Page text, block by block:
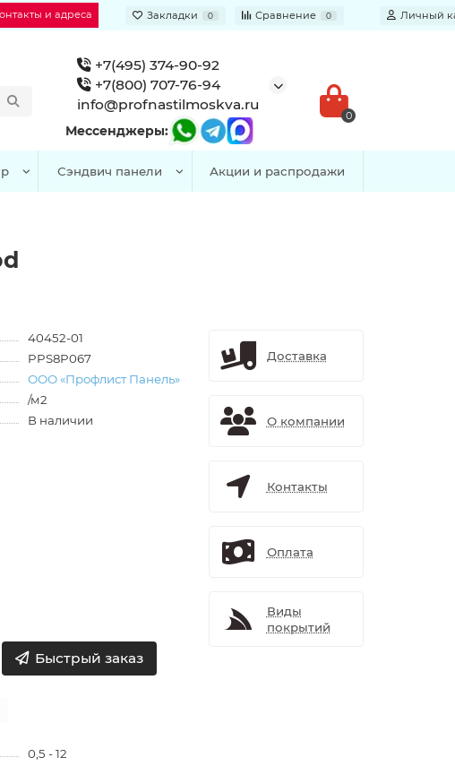
и адреса Закладки 0 Сравнение 0 Личный
+7(495) 374-90-92
+7(800) 707-76-94
info@profnastilmoskva.ru
Мессенджеры:
0
Сэндвич панели Акции и распродажи
40452-01
PPS8P067
ООО «Профлист Панель»
/м2
В наличии
Быстрый заказ
0,5 - 12
Доставка
О компании
Контакты
Оплата
Виды
покрытий